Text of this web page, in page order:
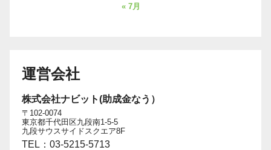
« 7月
運営会社
株式会社ナビット(助成金なう）
〒102-0074
東京都千代田区九段南1-5-5
九段サウスサイドスクエア8F
TEL：03-5215-5713